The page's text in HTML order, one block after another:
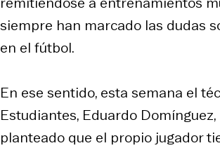
siempre han marcado las dudas
en el fútbol.
En ese sentido, esta semana el
Estudiantes, Eduardo
planteado que el propio jugador